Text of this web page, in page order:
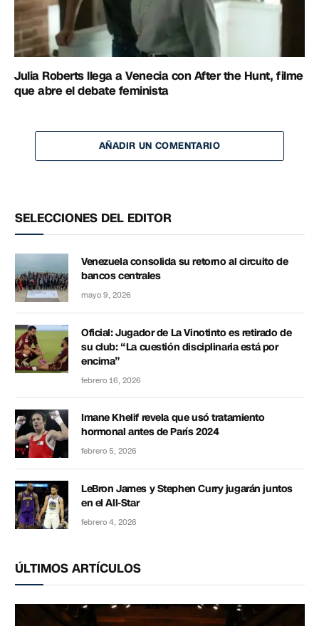
Julia Roberts llega a Venecia con After the Hunt, filme
que abre el debate feminista
AÑADIR UN COMENTARIO
SELECCIONES DEL EDITOR
Venezuela consolida su retorno al circuito de
bancos centrales
mayo 9, 2026
Oficial: Jugador de La Vinotinto es retirado de
su club: “La cuestión disciplinaria está por
encima”
febrero 16, 2026
Imane Khelif revela que usó tratamiento
hormonal antes de París 2024
febrero 5, 2026
LeBron James y Stephen Curry jugarán juntos
en el All-Star
febrero 4, 2026
ÚLTIMOS ARTÍCULOS